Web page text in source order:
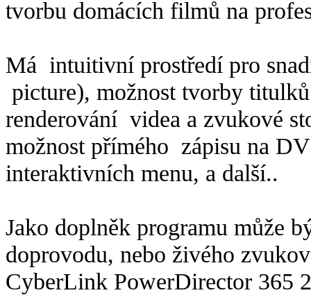
tvorbu domácích filmů na
Má intuitivní prostředí pro
picture), možnost tvorby
renderování videa a zvukové
možnost přímého zápisu na
interaktivních menu, a další..
Jako doplněk programu může
doprovodu, nebo živého
CyberLink PowerDirector 365